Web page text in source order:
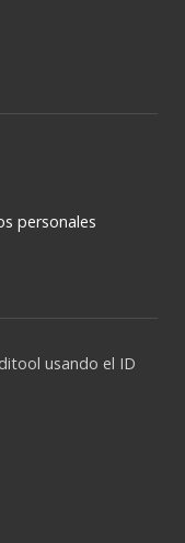
personales
usando el ID